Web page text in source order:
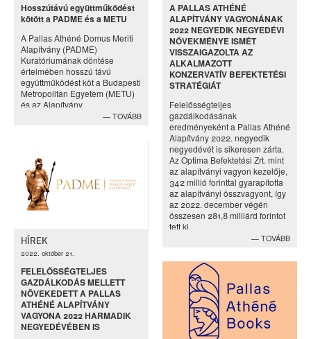
Hosszútávú együttműködést
kötött a PADME és a METU
A Pallas Athéné Domus Meriti
Alapítvány (PADME)
Kuratóriumának döntése
értelmében hosszú távú
együttműködést köt a Budapesti
Metropolitan Egyetem (METU)
és az Alapítvány.
TOVÁBB
HÍREK
2022. október 21.
FELELŐSSÉGTELJES
GAZDÁLKODÁS MELLETT
NÖVEKEDETT A PALLAS
ATHÉNÉ ALAPÍTVÁNY
VAGYONA 2022 HARMADIK
NEGYEDÉVÉBEN IS
A PALLAS ATHÉNÉ
ALAPÍTVÁNY VAGYONÁNAK
2022 NEGYEDIK NEGYEDÉVI
NÖVEKMÉNYE ISMÉT
VISSZAIGAZOLTA AZ
ALKALMAZOTT
KONZERVATÍV BEFEKTETÉSI
STRATÉGIÁT
Felelősségteljes
gazdálkodásának
eredményeként a Pallas Athéné
Alapítvány 2022. negyedik
negyedévét is sikeresen zárta.
Az Optima Befektetési Zrt. mint
az alapítványi vagyon kezelője,
342 millió forinttal gyarapította
az alapítványi összvagyont, így
az 2022. december végén
összesen 281,8 milliárd forintot
tett ki.
TOVÁBB